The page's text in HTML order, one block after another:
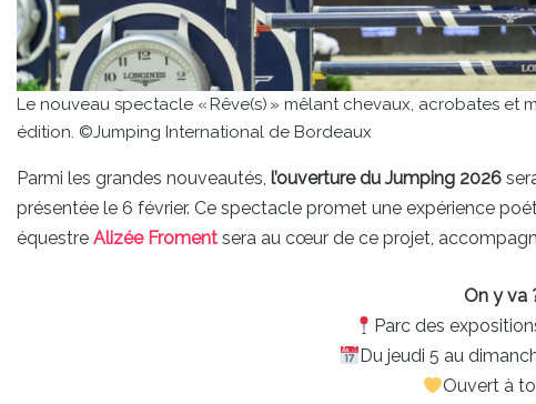
Le nouveau spectacle « Rêve(s) » mêlant chevaux, acrobates
édition. ©Jumping International de Bordeaux
Parmi les grandes nouveautés, l’ouverture du Jumping 2026
présentée le 6 février. Ce spectacle promet une expérience
équestre Alizée Froment sera au cœur de ce projet,
On y va
Parc des
Du jeudi 5 au
Ouvert à